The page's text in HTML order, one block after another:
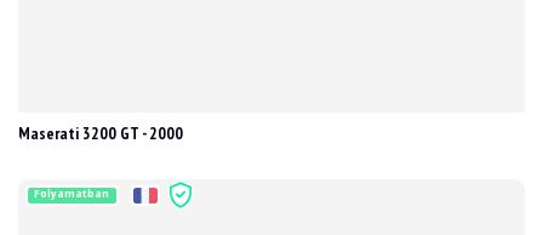
Maserati 3200 GT - 2000
Folyamatban